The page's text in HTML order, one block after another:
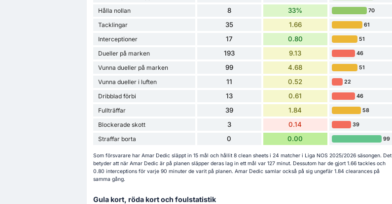
Hålla nollan 8 33% 70
Tacklingar 35 1.66 61
Interceptioner 17 0.80 51
Dueller på marken 193 9.13 46
Vunna dueller på marken 99 4.68 51
Vunna dueller i luften 11 0.52 22
Dribblad förbi 13 0.61 46
Fullträffar 39 1.84 58
Blockerade skott 3 0.14 39
Straffar borta 0 0.00 99
Som försvarare har Amar Dedic släppt in 15 mål och hållit 8 clean sheets i 24 matcher i Liga NOS 2025/2026 säsongen. Det
betyder att när Amar Dedic är på planen släpper deras lag in ett mål var 127 minut. Dessutom har de gjort 1.66 tackles och
0.80 interceptions för varje 90 minuter de varit på planen. Amar Dedic samlar också på sig ungefär 1.84 clearances på
samma gång.
Gula kort, röda kort och foulstatistik